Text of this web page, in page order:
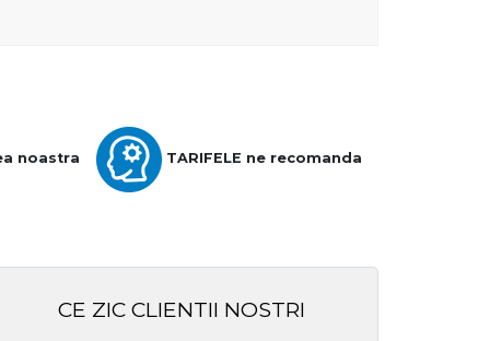
noastra TARIFELE ne recomanda
CE ZIC CLIENTII NOSTRI